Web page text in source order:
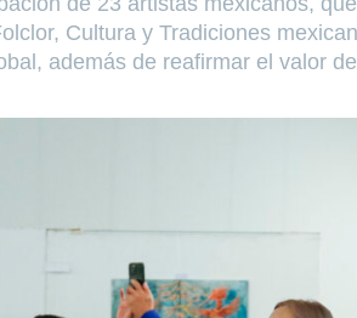
Cultura y Tradiciones
además de reafirmar el valor